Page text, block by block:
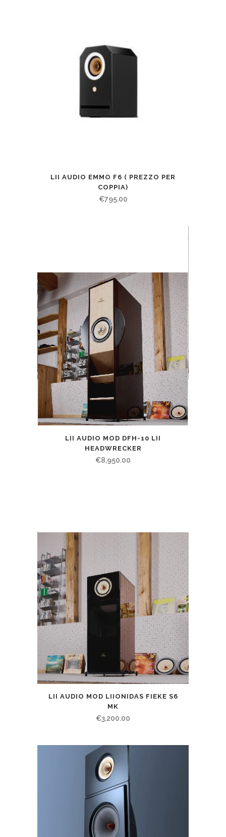
LII AUDIO EMMO F6 ( PREZZO PER
COPPIA)
€795.00
LII AUDIO MOD DFH-10 LII
HEADWRECKER
€8,950.00
LII AUDIO MOD LIIONIDAS FIEKE S6
MK
€3,200.00